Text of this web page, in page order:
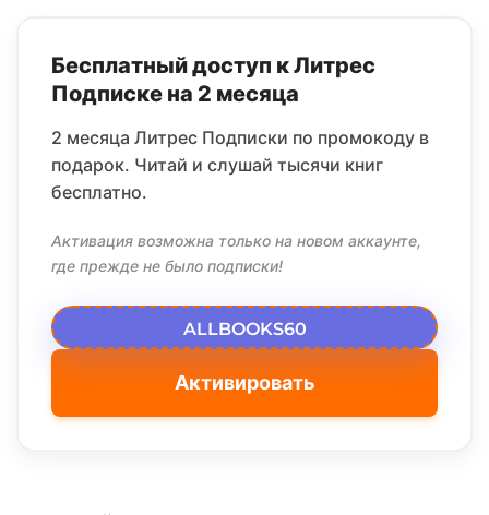
Бесплатный доступ к Литрес
Подписке на 2 месяца
2 месяца Литрес Подписки по промокоду в
подарок. Читай и слушай тысячи книг
бесплатно.
Активация возможна только на новом аккаунте,
где прежде не было подписки!
ALLBOOKS60
Активировать